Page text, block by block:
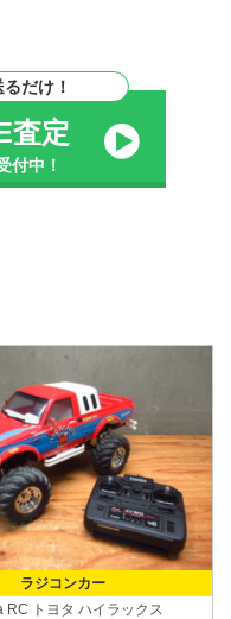
だけ！
査定
付中！
ラジコンカー
RC トヨタ ハイラックス